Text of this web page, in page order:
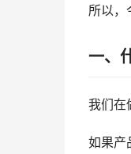
所以，
一、
我们在
如果产